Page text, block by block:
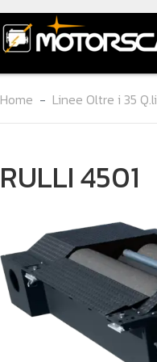
Home Linee Oltre i 35 Q.li
RULLI 4501